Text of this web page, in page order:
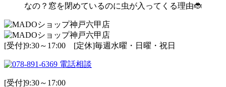
なの？窓を閉めているのに虫が入ってくる理由🐞
[受付]9:30～17:00 [定休]毎週水曜・日曜・祝日
電話相談
[受付]9:30～17:00